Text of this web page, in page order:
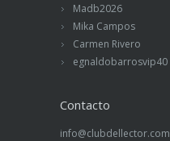
Madb2026
Mika Campos
Carmen Rivero
egnaldobarrosvip40
Contacto
info@clubdellector.com